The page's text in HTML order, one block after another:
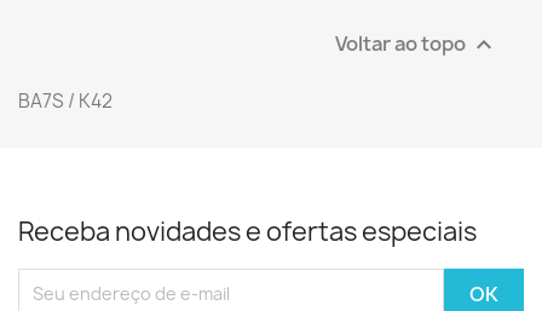
Voltar ao topo 
BA7S / K42
Receba novidades e ofertas especiais